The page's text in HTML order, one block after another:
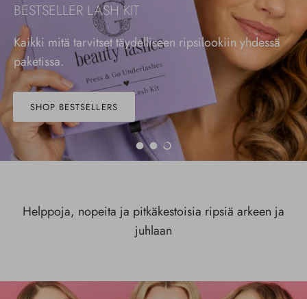
BESTSELLER LASH KIT
Kaikki mitä tarvitset täydelliseen ripsilookiin yhdessä
paketissa.
SHOP BESTSELLERS
Lataa liukumäki 1 / 3
Lataa liukumäki 2 / 3
Lataa liukumäki 3 / 3
Helppoja, nopeita ja pitkäkestoisia ripsiä arkeen ja
juhlaan